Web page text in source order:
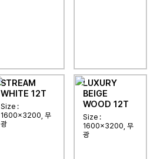
STREAM
WHITE 12T
Size :
1600x3200, 무
광
LUXURY
BEIGE
WOOD 12T
Size :
1600x3200, 무
광